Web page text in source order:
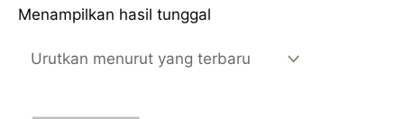
Menampilkan hasil tunggal